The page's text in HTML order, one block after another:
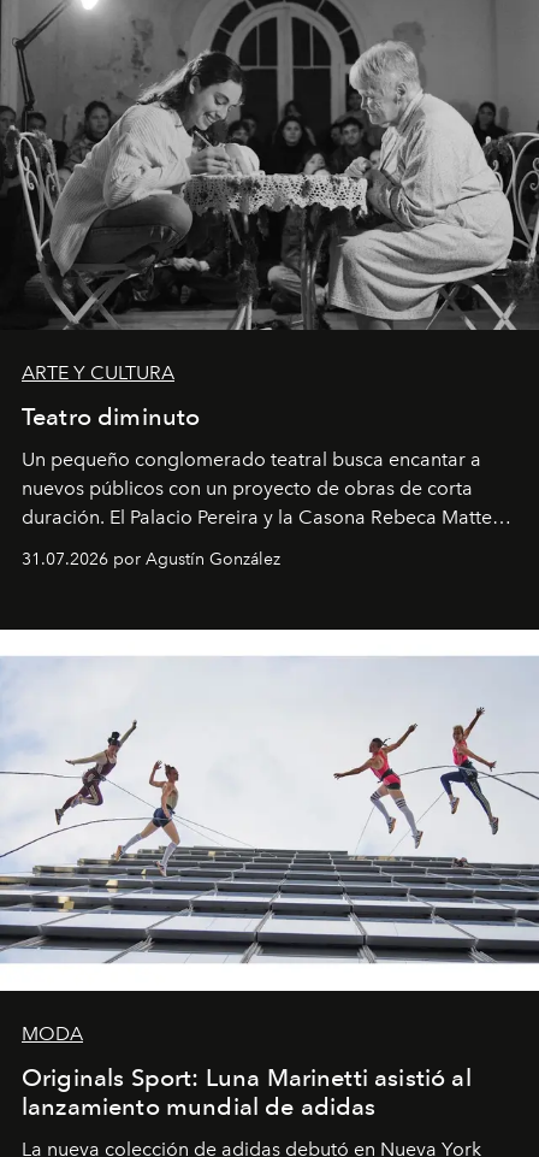
ARTE Y CULTURA
Teatro diminuto
Un pequeño conglomerado teatral busca encantar a
nuevos públicos con un proyecto de obras de corta
duración. El Palacio Pereira y la Casona Rebeca Matte
son algunos de los lugares que han albergado estas
miniobras. Sus puestas en escena son limpias; ponen el
31.07.2026 por Agustín González
MODA
Originals Sport: Luna Marinetti asistió al
lanzamiento mundial de adidas
La nueva colección de adidas debutó en Nueva York